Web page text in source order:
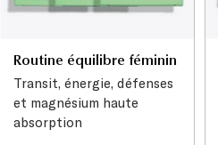
Routine équilibre féminin
Transit, énergie, défenses
et magnésium haute
absorption